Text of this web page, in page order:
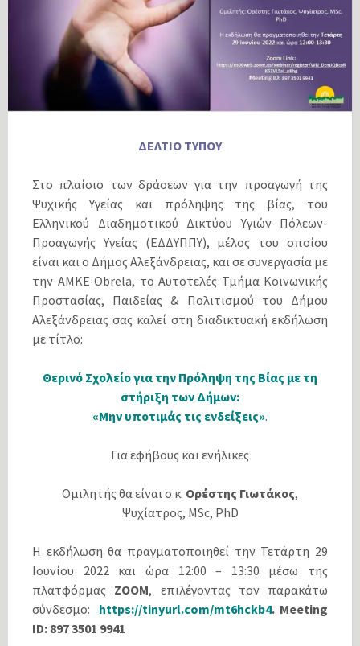
ΔΕΛΤΙΟ ΤΥΠΟΥ
Στο πλαίσιο των δράσεων για την προαγωγή της
Ψυχικής Υγείας και πρόληψης της βίας, του
Ελληνικού Διαδημοτικού Δικτύου Υγιών Πόλεων-
Προαγωγής Υγείας (ΕΔΔΥΠΠΥ), μέλος του οποίου
είναι και ο Δήμος Αλεξάνδρειας, και σε συνεργασία με
την ΑΜΚΕ Obrela, το Αυτοτελές Τμήμα Κοινωνικής
Προστασίας, Παιδείας & Πολιτισμού του Δήμου
Αλεξάνδρειας σας καλεί στη διαδικτυακή εκδήλωση
με τίτλο:
Θερινό Σχολείο για την Πρόληψη της Βίας με τη
στήριξη των Δήμων:
«Μην υποτιμάς τις ενδείξεις».
Για εφήβους και ενήλικες
Ομιλητής θα είναι ο κ. Ορέστης Γιωτάκος,
Ψυχίατρος, MSc, PhD
Η εκδήλωση θα πραγματοποιηθεί την Τετάρτη 29
Ιουνίου 2022 και ώρα 12:00 – 13:30 μέσω της
πλατφόρμας ΖΟΟΜ, επιλέγοντας τον παρακάτω
σύνδεσμο: https://tinyurl.com/mt6hckb4. Meeting
ID: 897 3501 9941